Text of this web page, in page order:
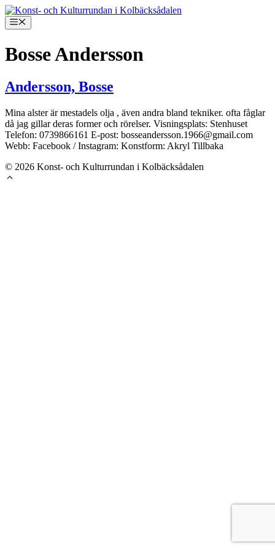
Hoppa
till
innehåll
Meny
Bosse Andersson
Andersson, Bosse
Mina alster är mestadels olja , även andra bland tekniker. ofta fåglar
då jag gillar deras former och rörelser. Visningsplats: Stenhuset
Telefon: 0739866161 E-post: bosseandersson.1966@gmail.com
Webb: Facebook / Instagram: Konstform: Akryl Tillbaka
© 2026 Konst- och Kulturrundan i Kolbäcksådalen